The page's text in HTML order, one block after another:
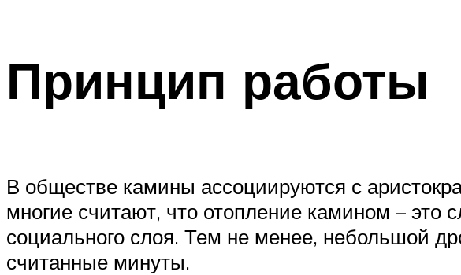
Принцип работы
В обществе камины ассоциируются с
многие считают, что отопление камином – это
социального слоя. Тем не менее, небольшой
считанные минуты.